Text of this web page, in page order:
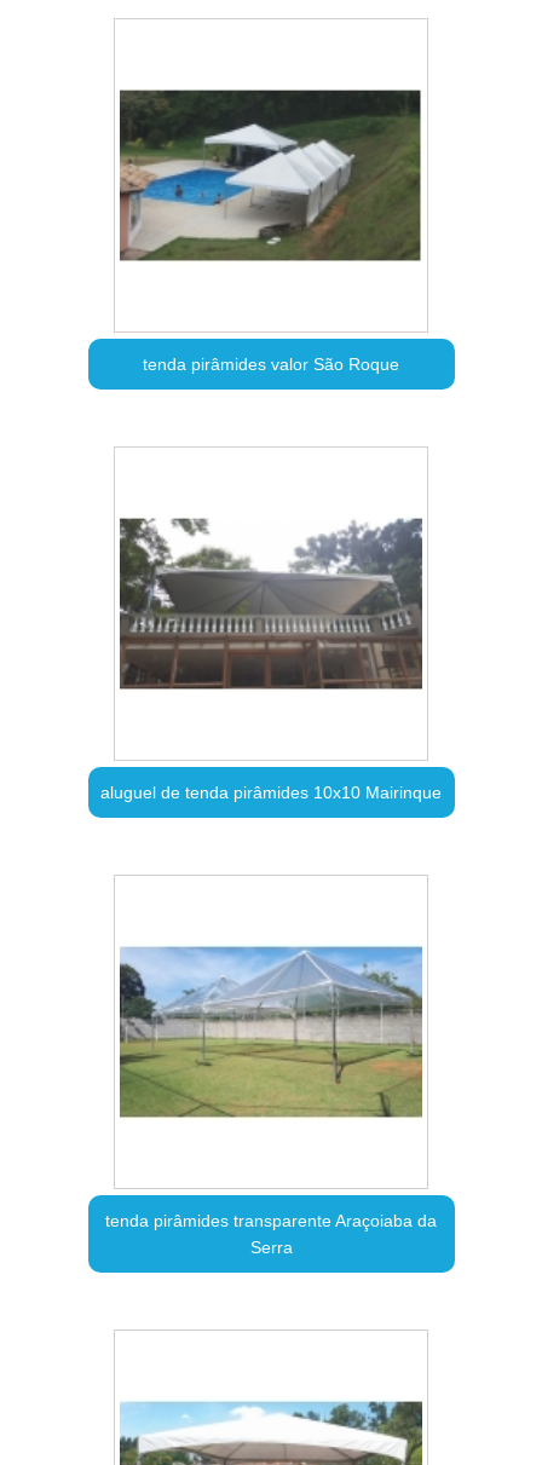
tenda pirâmides valor São Roque
aluguel de tenda pirâmides 10x10 Mairinque
tenda pirâmides transparente Araçoiaba da
Serra